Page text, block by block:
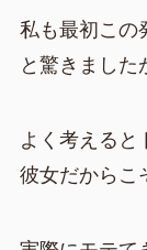
私も最初この
と驚きました
よく考えると
彼女だからこ